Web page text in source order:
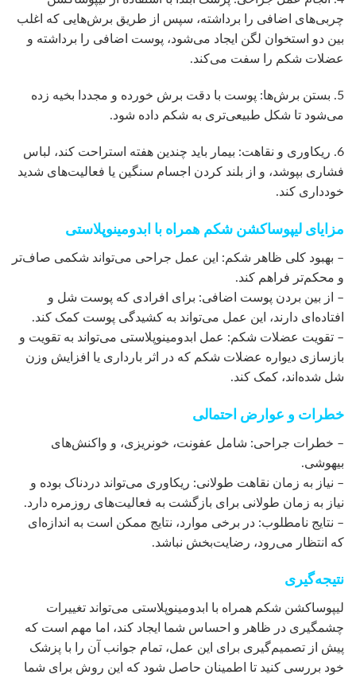
چربی‌های اضافی را برداشته، سپس از طریق برش‌هایی که اغلب
بین دو استخوان لگن ایجاد می‌شود، پوست اضافی را برداشته و
عضلات شکم را سفت می‌کند.
5. بستن برش‌ها: پوست با دقت برش خورده و مجددا بخیه زده
می‌شود تا شکل طبیعی‌تری به شکم داده شود.
6. ریکاوری و نقاهت: بیمار باید چندین هفته استراحت کند، لباس
فشاری بپوشد، و از بلند کردن اجسام سنگین یا فعالیت‌های شدید
خودداری کند.
مزایای لیپوساکشن شکم همراه با ابدومینوپلاستی
– بهبود کلی ظاهر شکم: این عمل جراحی می‌تواند شکمی صاف‌تر
و محکم‌تر فراهم کند.
– از بین بردن پوست اضافی: برای افرادی که پوست شل و
افتاده‌ای دارند، این عمل می‌تواند به کشیدگی پوست کمک کند.
– تقویت عضلات شکم: عمل ابدومینوپلاستی می‌تواند به تقویت و
بازسازی دیواره عضلات شکم که در اثر بارداری یا افزایش وزن
شل شده‌اند، کمک کند.
خطرات و عوارض احتمالی
– خطرات جراحی: شامل عفونت، خونریزی، و واکنش‌های
بیهوشی.
– نیاز به زمان نقاهت طولانی: ریکاوری می‌تواند دردناک بوده و
نیاز به زمان طولانی برای بازگشت به فعالیت‌های روزمره دارد.
– نتایج نامطلوب: در برخی موارد، نتایج ممکن است به اندازه‌ای
که انتظار می‌رود، رضایت‌بخش نباشد.
نتیجه‌گیری
لیپوساکشن شکم همراه با ابدومینوپلاستی می‌تواند تغییرات
چشمگیری در ظاهر و احساس شما ایجاد کند، اما مهم است که
پیش از تصمیم‌گیری برای این عمل، تمام جوانب آن را با پزشک
خود بررسی کنید تا اطمینان حاصل شود که این روش برای شما